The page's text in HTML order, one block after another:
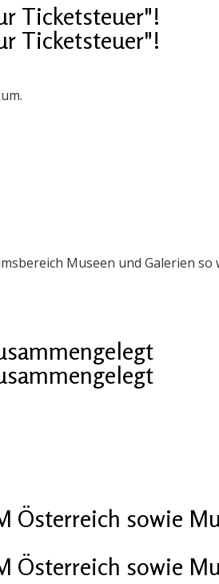
Ticketsteuer"!
Ticketsteuer"!
Museen und Galerien
Österreich sowie
Österreich sowie